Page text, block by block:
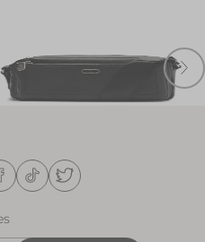
Tiracolo Media Floater
Preta